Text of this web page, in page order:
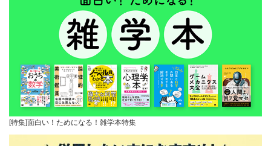
[特集]面白い！ためになる！雑学本特集